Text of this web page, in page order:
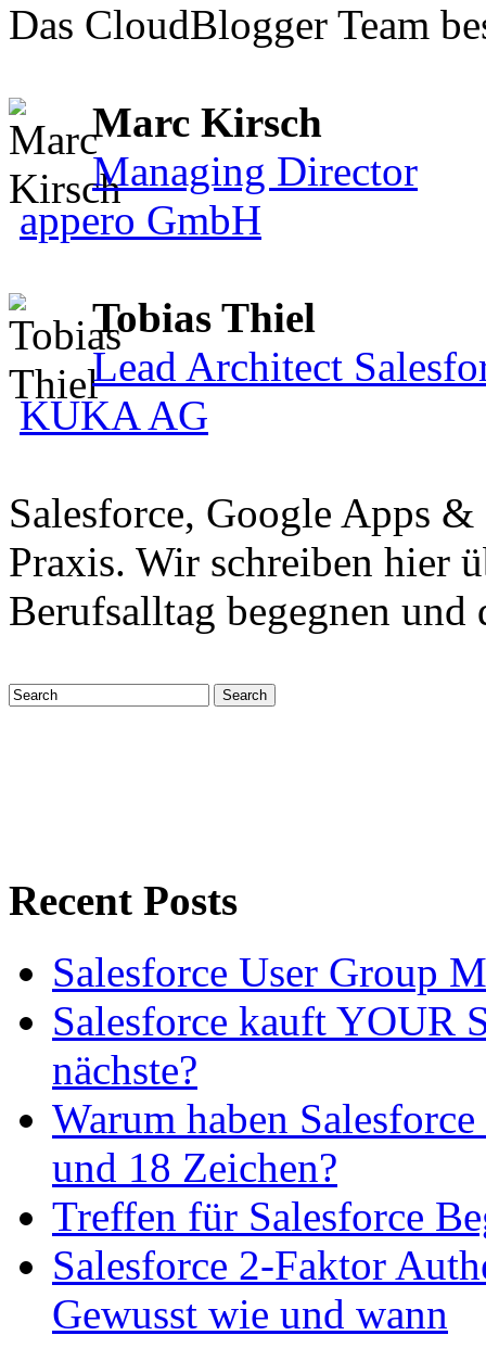
Das CloudBlogger Team
Marc Kirsch
Managing Director
appero GmbH
Tobias Thiel
Lead Architect
KUKA AG
Salesforce, Google Apps
Praxis. Wir schreiben hier
Berufsalltag begegnen
Recent Posts
Salesforce User Group
Salesforce kauft YOUR
nächste?
Warum haben
und 18 Zeichen?
Treffen für Salesforce
Salesforce 2-Faktor
Gewusst wie und wann